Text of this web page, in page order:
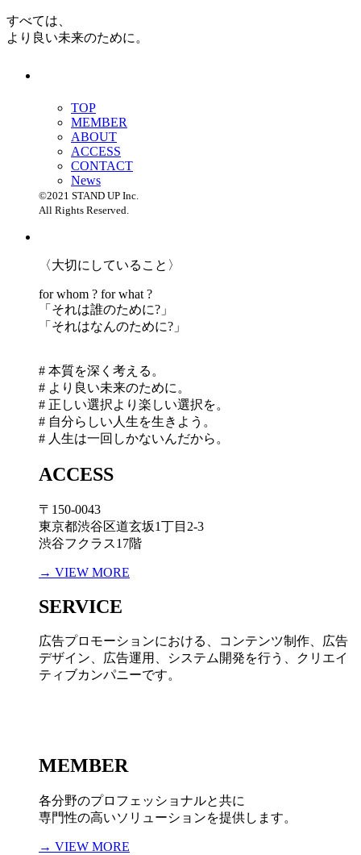
すべては、
より良い未来のために。
TOP
MEMBER
ABOUT
ACCESS
CONTACT
News
©2021 STAND UP Inc.
All Rights Reserved.
〈大切にしていること〉
for whom ? for what ?
「 それは誰のために?」
「 それはなんのために?」
# 本質を深く考える。
# より良い未来のために。
# 正しい選択より楽しい選択を。
# 自分らしい人生を生きよう。
# 人生は一回しかないんだから。
ACCESS
〒150-0043
東京都渋谷区道玄坂1丁目2-3
渋谷フクラス17階
→ VIEW MORE
SERVICE
広告プロモーションにおける、コンテンツ制作、広告
デザイン、広告運用、システム開発を行う、
クリエイ
ティブカンパニーです。
MEMBER
各分野のプロフェッショナルと共に
専門性の高いソリューションを提供します。
→ VIEW MORE